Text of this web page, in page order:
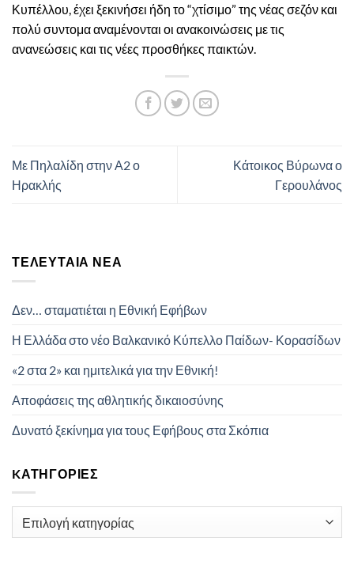
Κυπέλλου, έχει ξεκινήσει ήδη το “χτίσιμο” της νέας σεζόν και
πολύ συντομα αναμένονται οι ανακοινώσεις με τις
ανανεώσεις και τις νέες προσθήκες παικτών.
Με Πηλαλίδη στην Α2 ο
Ηρακλής
Κάτοικος Βύρωνα ο
Γερουλάνος
ΤΕΛΕΥΤΑΊΑ ΝΈΑ
Δεν… σταματιέται η Εθνική Εφήβων
Η Ελλάδα στο νέο Βαλκανικό Κύπελλο Παίδων- Κορασίδων
«2 στα 2» και ημιτελικά για την Εθνική!
Αποφάσεις της αθλητικής δικαιοσύνης
Δυνατό ξεκίνημα για τους Εφήβους στα Σκόπια
KΑΤΗΓΟΡΊΕΣ
Kατηγορίες